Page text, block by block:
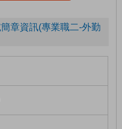
章資訊(專業職二-外勤